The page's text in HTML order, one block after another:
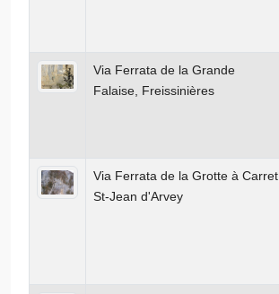
Via Ferrata de la Grande
Falaise, Freissinières
Via Ferrata de la Grotte à Carret,
St-Jean d'Arvey